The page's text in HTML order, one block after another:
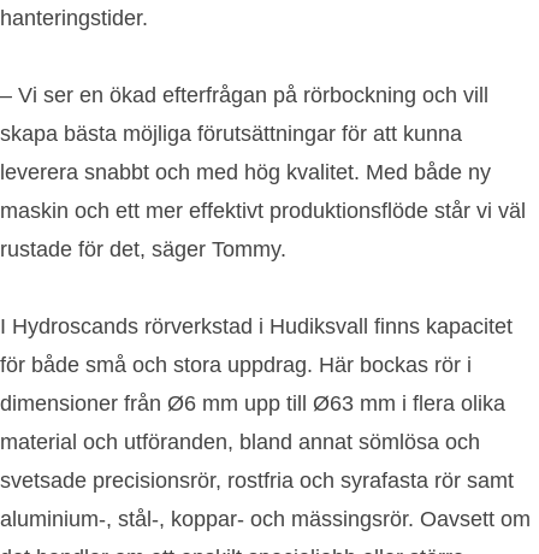
hanteringstider.
– Vi ser en ökad efterfrågan på rörbockning och vill
skapa bästa möjliga förutsättningar för att kunna
leverera snabbt och med hög kvalitet. Med både ny
maskin och ett mer effektivt produktionsflöde står vi väl
rustade för det, säger Tommy.
I Hydroscands rörverkstad i Hudiksvall finns kapacitet
för både små och stora uppdrag. Här bockas rör i
dimensioner från Ø6 mm upp till Ø63 mm i flera olika
material och utföranden, bland annat sömlösa och
svetsade precisionsrör, rostfria och syrafasta rör samt
aluminium-, stål-, koppar- och mässingsrör. Oavsett om